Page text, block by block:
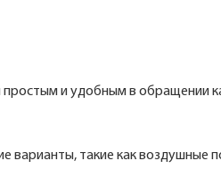
простым и удобным в обращении
варианты, такие как воздушные